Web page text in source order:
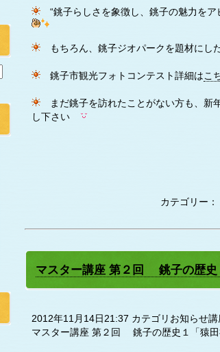
“銚子らしさを象徴し、銚子の魅力を
もちろん、銚子ジオパークを題材にし
銚子市観光フォトコンテスト詳細はこ
まだ銚子を訪れたことがない方も、新
し下さい
カテゴリー
マスター講座 第２回 銚子の歴史
2012年11月14日21:37 カテゴリお知らせ講
マスター講座 第２回 銚子の歴史１「猿田